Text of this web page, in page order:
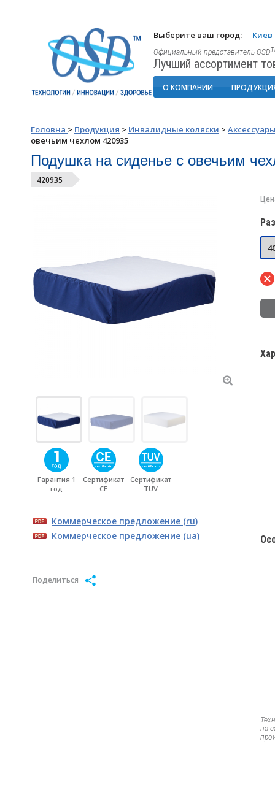
Выберите ваш город: Киев
Официальный представитель OSD
Лучший ассортимент
О КОМПАНИИ
Головна > Продукция > Инвалидные коляски >
овечьим чехлом 420935
Подушка на сиденье с овечьим
420935
Гарантия 1
год
Сертификат
CE
Сертификат
TUV
Коммерческое предложение (ru)
Коммерческое предложение (ua)
Поделиться
на